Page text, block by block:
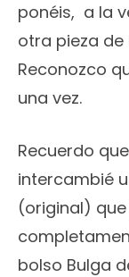
ponéis, a la
otra pieza
Reconozco
una vez.
Recuerdo
intercambié
(original)
bolso Bulga